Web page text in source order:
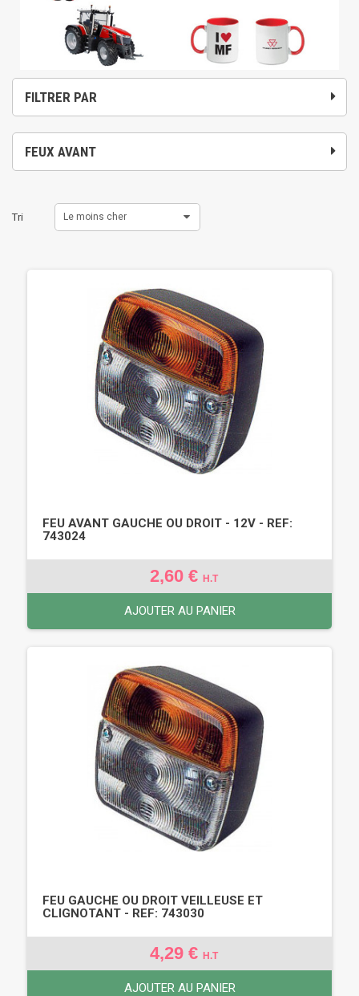
FEUX AVANT
FILTRER PAR
Tri Le moins cher
FEU AVANT GAUCHE OU DROIT - 12V - REF:
743024
2,60 € H.T
AJOUTER AU PANIER
FEU GAUCHE OU DROIT VEILLEUSE ET
CLIGNOTANT - REF: 743030
4,29 € H.T
AJOUTER AU PANIER